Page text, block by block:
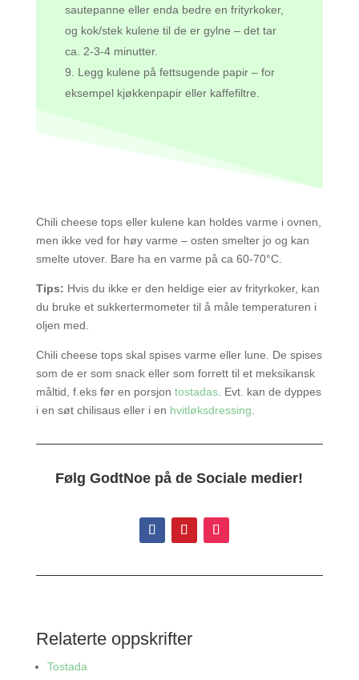
sautepanne eller enda bedre en frityrkoker,
og kok/stek kulene til de er gylne – det tar
ca. 2-3-4 minutter.
Legg kulene på fettsugende papir – for
eksempel kjøkkenpapir eller kaffefiltre.
Chili cheese tops eller kulene kan holdes varme i ovnen,
men ikke ved for høy varme – osten smelter jo og kan
smelte utover. Bare ha en varme på ca 60-70°C.
Tips: Hvis du ikke er den heldige eier av frityrkoker, kan
du bruke et sukkertermometer til å måle temperaturen i
oljen med.
Chili cheese tops skal spises varme eller lune. De spises
som de er som snack eller som forrett til et meksikansk
måltid, f.eks før en porsjon tostadas. Evt. kan de dyppes
i en søt chilisaus eller i en hvitløksdressing
Følg GodtNoe på de Sociale medier!
Relaterte oppskrifter
Tostada